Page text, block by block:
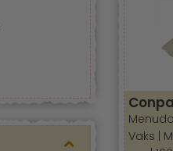
Wij
pasta’s,
en
De klant
Vaks |